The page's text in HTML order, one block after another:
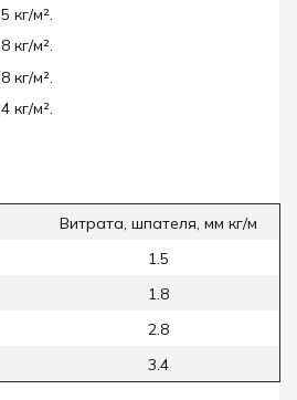
кг/м².
кг/м².
кг/м².
кг/м².
Витрата, шпателя, мм кг/м
1.5
1.8
2.8
3.4